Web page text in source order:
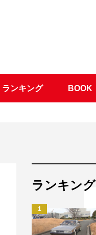
ランキング BOOK
ランキング
1